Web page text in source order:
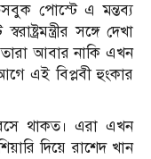
পোস্টে এ মন্তব্য
সঙ্গে দেখা
আবার নাকি এখন
এই বিপ্লবী হুংকার
বসে থাকত। এরা এখন
দিয়ে রাশেদ খান